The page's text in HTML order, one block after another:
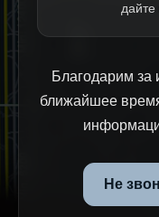
Благодарим за
ближайшее
Не